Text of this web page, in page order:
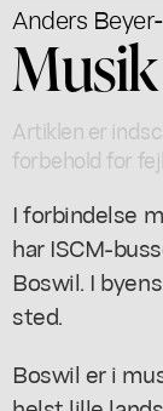
Anders Beyer
Artiklen er
forbehold for fejl
I forbindelse
har ISCM-
Boswil. I
sted.
Boswil er i